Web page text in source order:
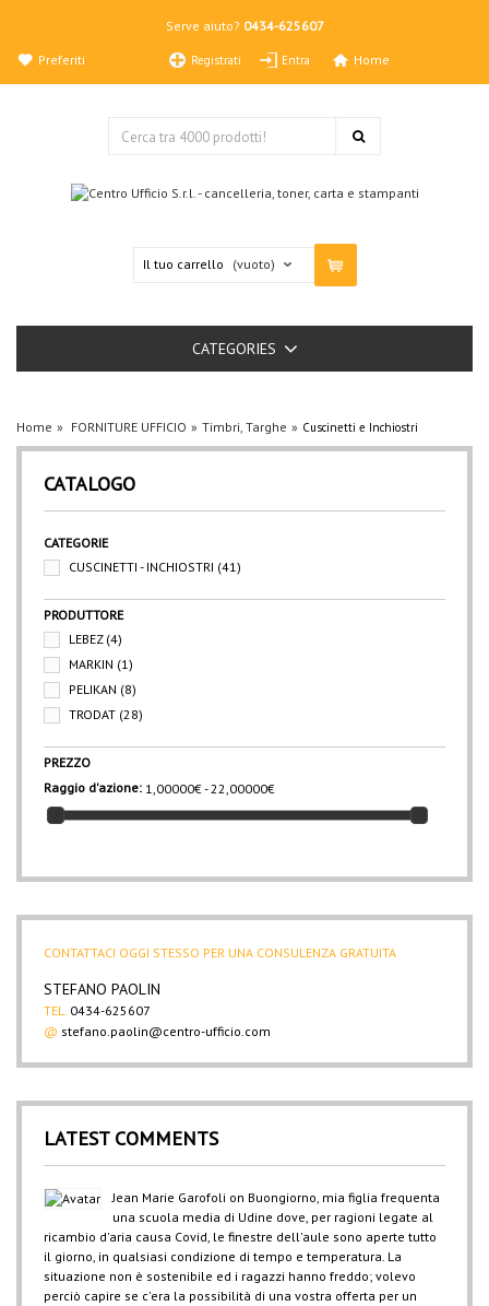
Serve aiuto? 0434-625607
Registrati Entra
Preferiti Home
Il tuo carrello (vuoto)
CATEGORIES
Home FORNITURE UFFICIO Timbri, Targhe Cuscinetti e Inchiostri
CATALOGO
CATEGORIE
CUSCINETTI - INCHIOSTRI (41)
PRODUTTORE
LEBEZ(4)
MARKIN (1)
PELIKAN (8)
TRODAT (28)
PREZZO
Raggio d'azione: 1,00000€ - 22,00000€
CONTATTACI OGGI STESSO PER UNA CONSULENZA GRATUITA
STEFANO PAOLIN
TEL. 0434-625607
@ stefano.paolin@centro-ufficio.com
LATEST COMMENTS
Jean Marie Garofoli on Buongiorno, mia figlia frequenta
una scuola media di Udine dove, per ragioni legate al
ricambio d'aria causa Covid, le finestre dell'aule sono aperte tutto
il giorno, in qualsiasi condizione di tempo e temperatura. La
situazione non è sostenibile ed i ragazzi hanno freddo; volevo
perciò capire se c'era la possibilità di una vostra offerta per un